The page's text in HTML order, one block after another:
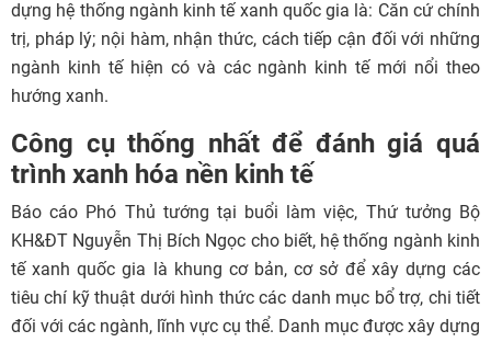
dựng hệ thống ngành kinh tế xanh quốc gia là: Căn cứ chính
trị, pháp lý; nội hàm, nhận thức, cách tiếp cận đối với những
ngành kinh tế hiện có và các ngành kinh tế mới nổi theo
hướng xanh.
Công cụ thống nhất để đánh giá quá
trình xanh hóa nền kinh tế
Báo cáo Phó Thủ tướng tại buổi làm việc, Thứ tưởng Bộ
KH&ĐT Nguyễn Thị Bích Ngọc cho biết, hệ thống ngành kinh
tế xanh quốc gia là khung cơ bản, cơ sở để xây dựng các
tiêu chí kỹ thuật dưới hình thức các danh mục bổ trợ, chi tiết
đối với các ngành, lĩnh vực cụ thể. Danh mục được xây dựng